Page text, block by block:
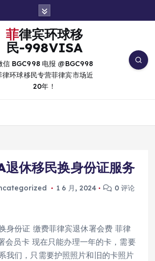
菲律宾环球移
民-998VISA
信 BGC998 电报 @BGC998
律环球移民专营菲律宾市场近
20年！
休移民换身份证服务
1 6 月, 2024 0 评论
身份证 缴费菲律宾退休署会费 菲律
会员卡 现在只能办理一年的卡，需要
我们，只需要护照照片和旧的卡照片